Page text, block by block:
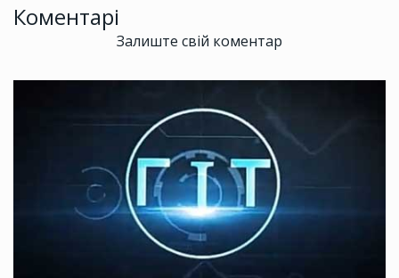
Коментарі
Залиште свій коментар